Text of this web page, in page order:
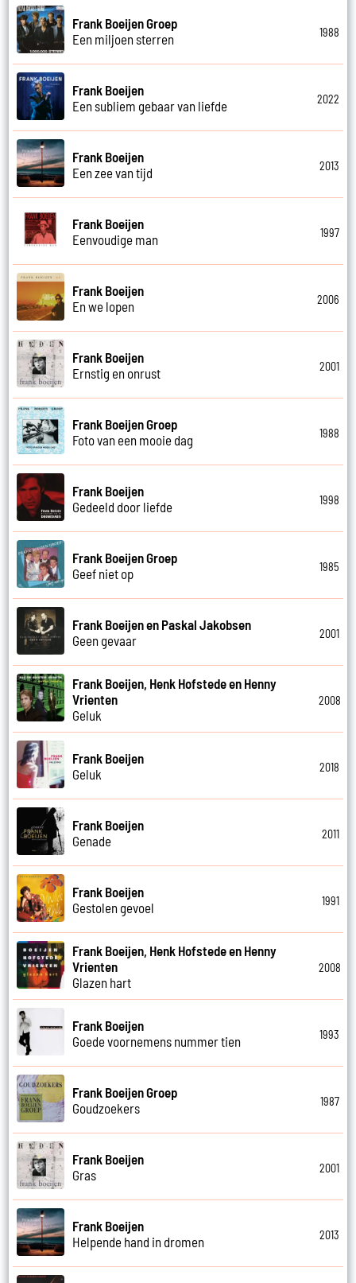
Frank Boeijen Groep
Een miljoen sterren
1988
Frank Boeijen
Een subliem gebaar van liefde
2022
Frank Boeijen
Een zee van tijd
2013
Frank Boeijen
Eenvoudige man
1997
Frank Boeijen
En we lopen
2006
Frank Boeijen
Ernstig en onrust
2001
Frank Boeijen Groep
Foto van een mooie dag
1988
Frank Boeijen
Gedeeld door liefde
1998
Frank Boeijen Groep
Geef niet op
1985
Frank Boeijen en Paskal Jakobsen
Geen gevaar
2001
Frank Boeijen, Henk Hofstede en Henny
Vrienten
Geluk
2008
Frank Boeijen
Geluk
2018
Frank Boeijen
Genade
2011
Frank Boeijen
Gestolen gevoel
1991
Frank Boeijen, Henk Hofstede en Henny
Vrienten
Glazen hart
2008
Frank Boeijen
Goede voornemens nummer tien
1993
Frank Boeijen Groep
Goudzoekers
1987
Frank Boeijen
Gras
2001
Frank Boeijen
Helpende hand in dromen
2013